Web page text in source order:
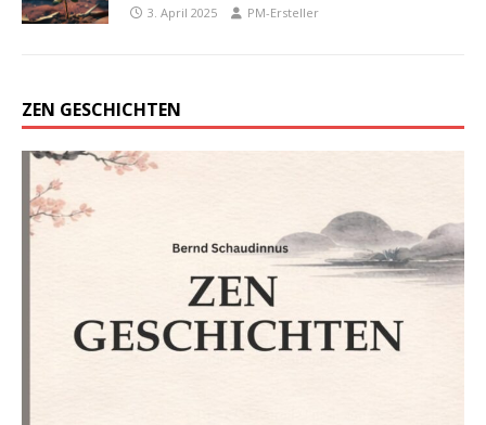
3. April 2025 PM-Ersteller
ZEN GESCHICHTEN